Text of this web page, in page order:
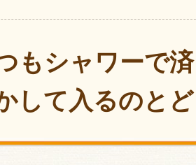
もシャワーで
して入るのと